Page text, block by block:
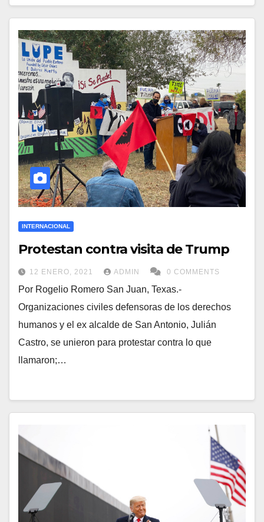
INTERNACIONAL
Protestan contra visita de Trump
12 ENERO, 2021 ADMIN 0 COMMENTS
Por Rogelio Romero San Juan, Texas.-
Organizaciones civiles defensoras de los derechos
humanos y el ex alcalde de San Antonio, Julián
Castro, se unieron para protestar contra lo que
llamaron;…